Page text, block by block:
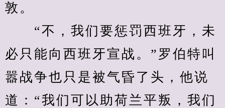
敦。
“不，我们要惩罚西班牙，未
必只能向西班牙宣战。”罗伯特叫
嚣战争也只是被气昏了头，他说
道：“我们可以助荷兰平叛，我们